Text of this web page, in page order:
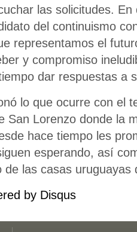
las solicitudes.
del continuismo
representamos el
y compromiso
dar respuestas a
lo que ocurre con el
San Lorenzo donde la
hace tiempo les
esperando, así
de las casas uruguayas
by Disqus